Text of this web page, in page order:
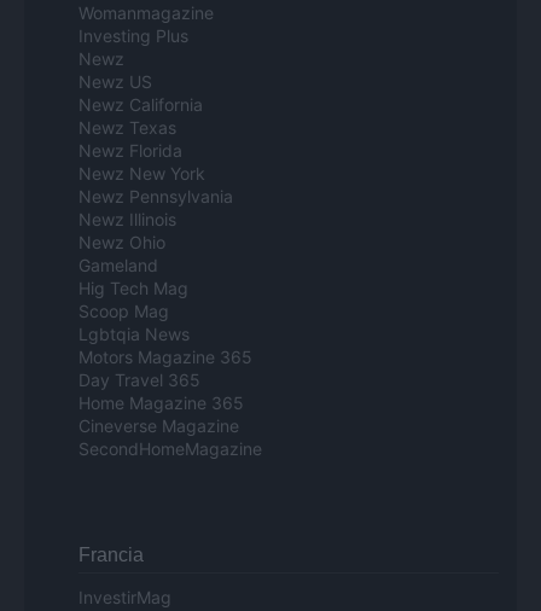
Womanmagazine
Investing Plus
Newz
Newz US
Newz California
Newz Texas
Newz Florida
Newz New York
Newz Pennsylvania
Newz Illinois
Newz Ohio
Gameland
Hig Tech Mag
Scoop Mag
Lgbtqia News
Motors Magazine 365
Day Travel 365
Home Magazine 365
Cineverse Magazine
SecondHomeMagazine
Francia
InvestirMag